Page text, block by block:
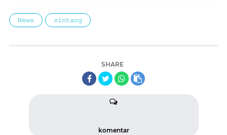
𝙽𝚎𝚠𝚜 𝚜𝚒𝚗𝚝𝚊𝚗𝚐
SHARE
komentar